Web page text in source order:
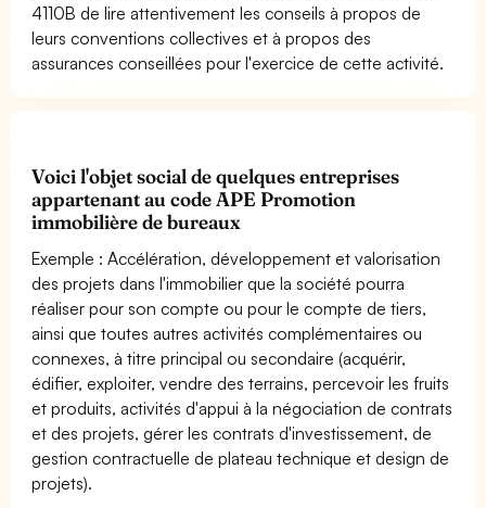
4110B de lire attentivement les conseils à propos de
leurs conventions collectives et à propos des
assurances conseillées pour l'exercice de cette activité.
Voici l'objet social de quelques entreprises
appartenant au code APE Promotion
immobilière de bureaux
Exemple : Accélération, développement et valorisation
des projets dans l'immobilier que la société pourra
réaliser pour son compte ou pour le compte de tiers,
ainsi que toutes autres activités complémentaires ou
connexes, à titre principal ou secondaire (acquérir,
édifier, exploiter, vendre des terrains, percevoir les fruits
et produits, activités d'appui à la négociation de contrats
et des projets, gérer les contrats d'investissement, de
gestion contractuelle de plateau technique et design de
projets).